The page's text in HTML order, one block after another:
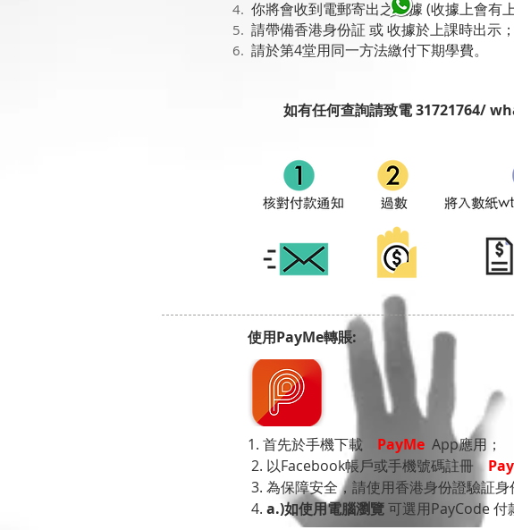
你將會收到電郵寄出之收據 (收據上會有
請帶備香港身份証 或 收據於上課時出示；
請於第4堂用同一方法繳付下期學費。
如有任何查詢請致電 31721764/
使用PayMe轉賬:
1. 首先於手機下載 PayMe App應用；
2. 以Facebook帳戶或手機號碼註冊
3. 為保障安全，請使用香港身份證驗証身
4. a.)如使用電腦瀏覽可選用PayCode 付